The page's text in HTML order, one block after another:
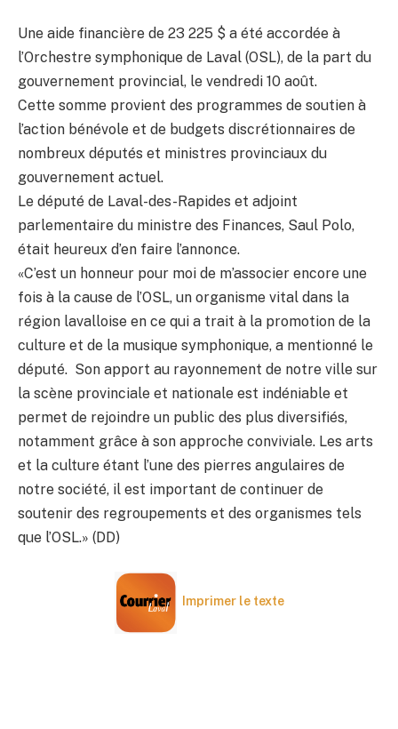
Une aide financière de 23 225 $ a été accordée à
l’Orchestre symphonique de Laval (OSL), de la part du
gouvernement provincial, le vendredi 10 août.
Cette somme provient des programmes de soutien à
l’action bénévole et de budgets discrétionnaires de
nombreux députés et ministres provinciaux du
gouvernement actuel.
Le député de Laval-des-Rapides et adjoint
parlementaire du ministre des Finances, Saul Polo,
était heureux d’en faire l’annonce.
«C’est un honneur pour moi de m’associer encore une
fois à la cause de l’OSL, un organisme vital dans la
région lavalloise en ce qui a trait à la promotion de la
culture et de la musique symphonique, a mentionné le
député. Son apport au rayonnement de notre ville sur
la scène provinciale et nationale est indéniable et
permet de rejoindre un public des plus diversifiés,
notamment grâce à son approche conviviale. Les arts
et la culture étant l’une des pierres angulaires de
notre société, il est important de continuer de
soutenir des regroupements et des organismes tels
que l’OSL.» (DD)
Imprimer le texte